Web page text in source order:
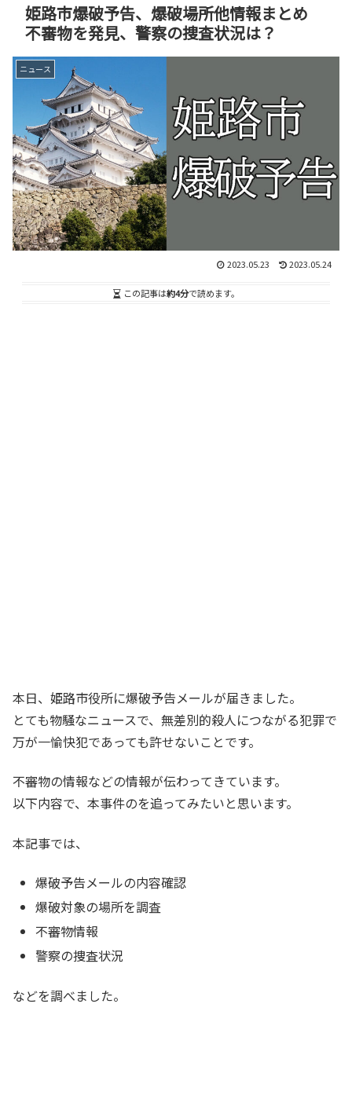
姫路市爆破予告、爆破場所他情報まとめ
不審物を発見、警察の捜査状況は？
ニュース
2023.05.23 2023.05.24
この記事は約4分で読めます。
本日、姫路市役所に爆破予告メールが届きました。
とても物騒なニュースで、無差別的殺人につながる犯罪で
万が一愉快犯であっても許せないことです。
不審物の情報などの情報が伝わってきています。
以下内容で、本事件のを追ってみたいと思います。
本記事では、
爆破予告メールの内容確認
爆破対象の場所を調査
不審物情報
警察の捜査状況
などを調べました。